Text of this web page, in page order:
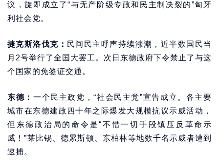
议，旋即成立了“与无产阶级专政和民主制决裂的”匈牙
利社会党。
捷克斯洛伐克： 民间民主呼声持续涨潮，近半数国民当
月2号举行了全国大罢工。次日东德政府下令禁止了与这
个国家的免签证交通。
东德： 一个民主政党，“社会民主党”宣告成立。各主要
城市在东德建政四十年之际爆发大规模抗议示威活动，
但东德政治局的命令是“不惜一切手段镇压反革命示
威！”莱比锡、德累斯顿、东柏林等地数千名示威者遭到
逮捕。